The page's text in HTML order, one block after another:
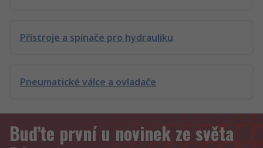
Přístroje a spínače pro hydrauliku
Pneumatické válce a ovladače
Buďte první u novinek ze světa